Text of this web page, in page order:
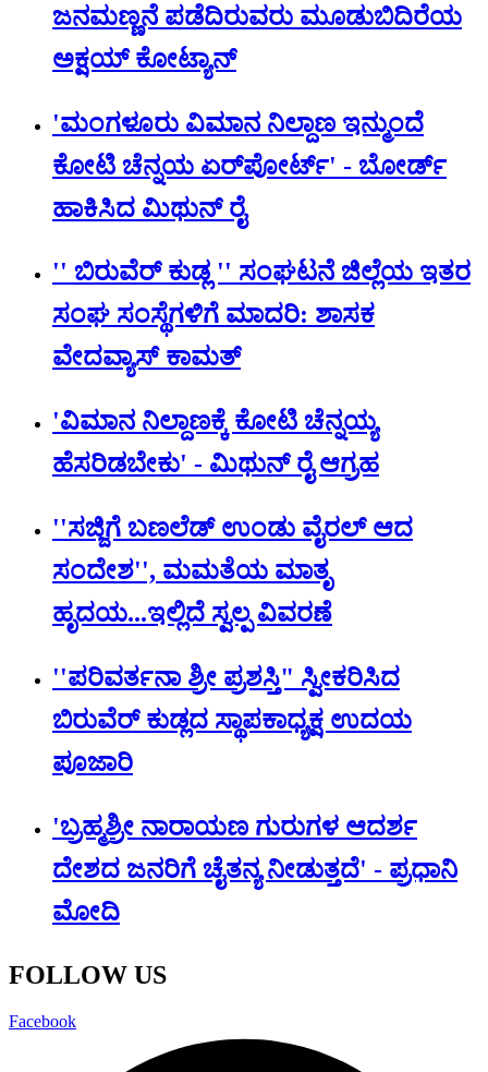
ಜನಮಣ್ಣನೆ ಪಡೆದಿರುವರು ಮೂಡುಬಿದಿರೆಯ
ಅಕ್ಷಯ್ ಕೋಟ್ಯಾನ್
'ಮಂಗಳೂರು ವಿಮಾನ ನಿಲ್ದಾಣ ಇನ್ಮುಂದೆ
ಕೋಟಿ ಚೆನ್ನಯ ಏರ್‌‌ಪೋರ್ಟ್' - ಬೋರ್ಡ್
ಹಾಕಿಸಿದ ಮಿಥುನ್‌ ರೈ
'' ಬಿರುವೆರ್ ಕುಡ್ಲ '' ಸಂಘಟನೆ ಜಿಲ್ಲೆಯ ಇತರ
ಸಂಘ ಸಂಸ್ಥೆಗಳಿಗೆ ಮಾದರಿ: ಶಾಸಕ
ವೇದವ್ಯಾಸ್ ಕಾಮತ್
'ವಿಮಾನ ನಿಲ್ದಾಣಕ್ಕೆ ಕೋಟಿ ಚೆನ್ನಯ್ಯ
ಹೆಸರಿಡಬೇಕು' - ಮಿಥುನ್ ರೈ ಆಗ್ರಹ
''ಸಜ್ಜಿಗೆ ಬಣಲೆಡ್ ಉಂಡು ವೈರಲ್ ಆದ
ಸಂದೇಶ'', ಮಮತೆಯ ಮಾತೃ
ಹೃದಯ...ಇಲ್ಲಿದೆ ಸ್ವಲ್ಪ ವಿವರಣೆ
''ಪರಿವರ್ತನಾ ಶ್ರೀ ಪ್ರಶಸ್ತಿ" ಸ್ವೀಕರಿಸಿದ
ಬಿರುವೆರ್ ಕುಡ್ಲದ ಸ್ಥಾಪಕಾಧ್ಯಕ್ಷ ಉದಯ
ಪೂಜಾರಿ
'ಬ್ರಹ್ಮಶ್ರೀ ನಾರಾಯಣ ಗುರುಗಳ ಆದರ್ಶ
ದೇಶದ ಜನರಿಗೆ ಚೈತನ್ಯ ನೀಡುತ್ತದೆ' - ಪ್ರಧಾನಿ
ಮೋದಿ
FOLLOW US
Facebook